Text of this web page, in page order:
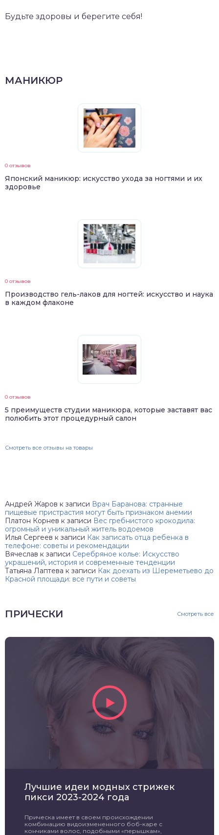
Будьте здоровы и берегите себя!
МАНИКЮР
0 отзывов
Японский маникюр: искусство ухода за ногтями и их
здоровье
0 отзывов
Производство гель-лаков для ногтей: искусство и наука
в каждом флаконе
0 отзывов
5 преимуществ студии маникюра, которые заставят вас
полюбить этот процедурный салон
Смотреть все отзывы на товары
Андрей Жаров к записи Врач Баранова: странные
пищевые пристрастия могут быть признаком анемии
Платон Корнев к записи Вес гребнистого крокодила:
огромный и уникальный житель водоемов
Илья Сергеев к записи Как записать отца ребенка в
телефоне: советы и рекомендации
Вячеслав к записи Серебряное колье: Искусство
украшений, история и современные тенденции
Татьяна Лаптева к записи Как доехать из Шереметьево до
Красной площади: все пути и советы
ПРИЧЕСКИ Смотреть все
Лучшие идеи модных стрижек
пикси 2023-2024 года
Прическа имеет в своем происхождении
комбинацию видоизмененного боб-каре с
кончиками волос, подобными «перышкам»,